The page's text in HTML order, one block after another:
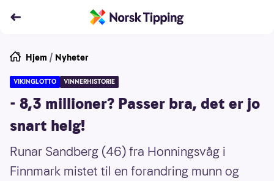
Hjem / Nyheter
VIKINGLOTTO VINNERHISTORIE
- 8,3 millioner? Passer bra, det er jo
snart helg!
Runar Sandberg (46) fra Honningsvåg i
Finnmark mistet til en forandring munn og